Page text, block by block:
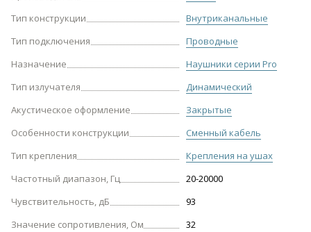
Тип конструкции
Внутриканальные
Тип подключения
Проводные
Назначение
Наушники серии Pro
Тип излучателя
Динамический
Акустическое оформление
Закрытые
Особенности конструкции
Сменный кабель
Тип крепления
Крепления на ушах
Частотный диапазон, Гц
20-20000
Чувствительность, дБ
93
Значение сопротивления, Ом
32